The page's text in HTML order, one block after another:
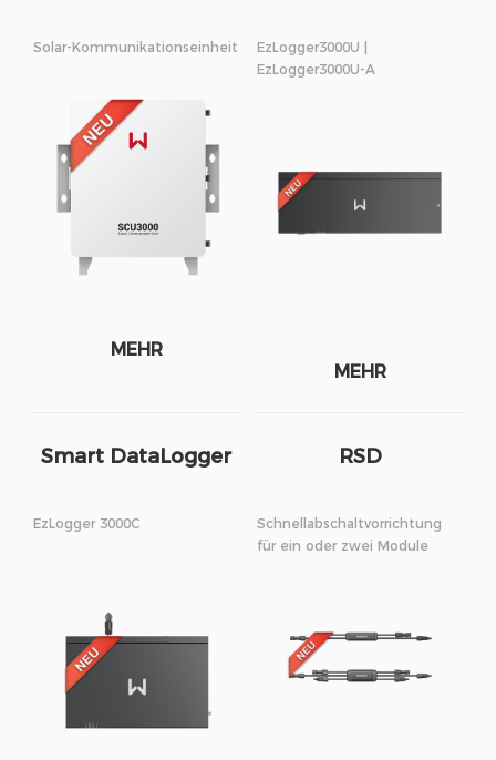
Solar-Kommunikationseinheit
MEHR
EzLogger3000U |
EzLogger3000U-A
MEHR
Smart DataLogger
EzLogger 3000C
RSD
Schnellabschaltvorrichtung
für ein oder zwei Module